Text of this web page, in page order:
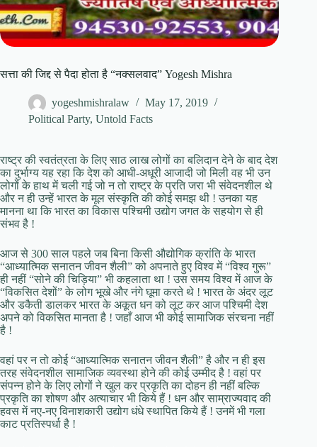
सत्ता की जिद्द से पैदा होता है “नक्सलवाद” Yogesh Mishra
yogeshmishralaw
May 17, 2019
Political Party, Untold Facts
राष्ट्र की स्वतंत्रता के लिए साठ लाख लोगों का बलिदान देने के बाद देश
का दुर्भाग्य यह रहा कि देश को आधी-अधूरी आजादी जो मिली वह भी उन
लोगों के हाथ में चली गई जो न तो राष्ट्र के प्रति जरा भी संवेदनशील थे
और न ही उन्हें भारत के मूल संस्कृति की कोई समझ थी ! उनका यह
मानना था कि भारत का विकास पश्चिमी उद्योग जगत के सहयोग से ही
संभव है !
आज से 300 साल पहले जब बिना किसी औद्योगिक क्रांति के भारत
“आध्यात्मिक सनातन जीवन शैली” को अपनाते हुए विश्व में “विश्व गुरू”
ही नहीं “सोने की चिड़िया” भी कहलाता था ! उस समय विश्व में आज के
“विकसित देशों” के लोग भूखे और नंगे घूमा करते थे ! भारत के अंदर लूट
और डकैती डालकर भारत के अकूत धन को लूट कर आज पश्चिमी देश
अपने को विकसित मानता है ! जहाँ आज भी कोई सामाजिक संरचना नहीं
है !
वहां पर न तो कोई “आध्यात्मिक सनातन जीवन शैली” है और न ही इस
तरह संवेदनशील सामाजिक व्यवस्था होने की कोई उम्मीद है ! वहां पर
संपन्न होने के लिए लोगों ने खुल कर प्रकृति का दोहन ही नहीं बल्कि
प्रकृति का शोषण और अत्याचार भी किये हैं ! धन और साम्राज्यवाद की
हवस में नए-नए विनाशकारी उद्योग धंधे स्थापित किये हैं ! उनमें भी गला
काट प्रतिस्पर्धा है !